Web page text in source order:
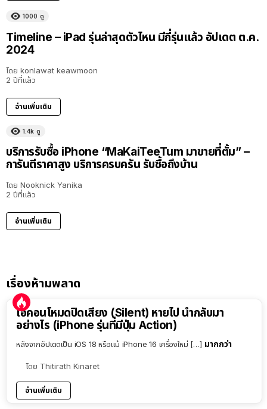
1000 ดู
Timeline – iPad รุ่นล่าสุดตัวไหน มีกี่รุ่นแล้ว อัปเดต ต.ค.
2024
โดย konlawat keawmoon
2 ปีที่แล้ว
อ่านเพิ่มเติม
1.4k ดู
บริการรับซื้อ iPhone “MaKaiTeeTum มาขายที่ตั้ม” –
การันตีราคาสูง บริการครบครัน รับซื้อถึงบ้าน
โดย Nooknick Yanika
2 ปีที่แล้ว
อ่านเพิ่มเติม
เรื่องห้ามพลาด
ไอคอนโหมดปิดเสียง (Silent) หายไป นำกลับมา
อย่างไร (iPhone รุ่นที่มีปุ่ม Action)
หลังจากอัปเดตเป็น iOS 18 หรือแม้ iPhone 16 เครื่องใหม่ […] มากกว่า
โดย Thitirath Kinaret
อ่านเพิ่มเติม